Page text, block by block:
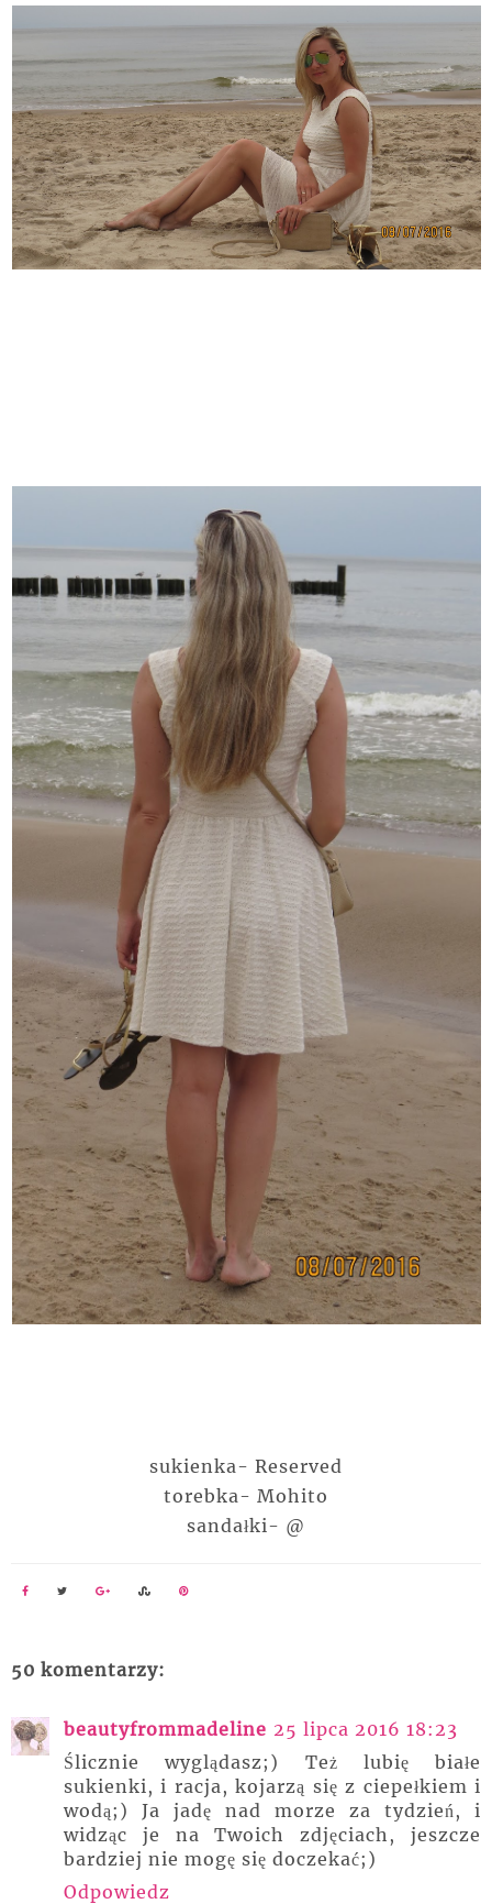
sukienka- Reserved
torebka- Mohito
sandałki- @
50 komentarzy:
beautyfrommadeline 25 lipca 2016 18:23
Ślicznie wyglądasz;) Też lubię białe
sukienki, i racja, kojarzą się z ciepełkiem i
wodą;) Ja jadę nad morze za tydzień, i
widząc je na Twoich zdjęciach, jeszcze
bardziej nie mogę się doczekać;)
Odpowiedz